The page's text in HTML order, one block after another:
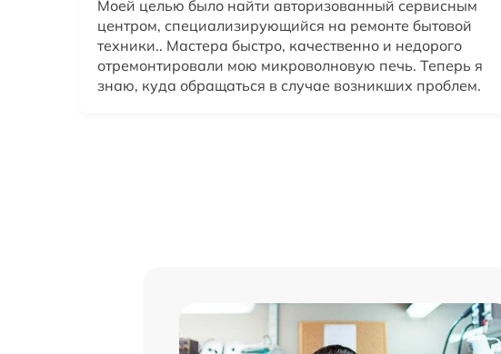
Моей целью было найти авторизованный сервисным
центром, специализирующийся на ремонте бытовой
техники.. Мастера быстро, качественно и недорого
отремонтировали мою микроволновую печь. Теперь я
знаю, куда обращаться в случае возникших проблем.